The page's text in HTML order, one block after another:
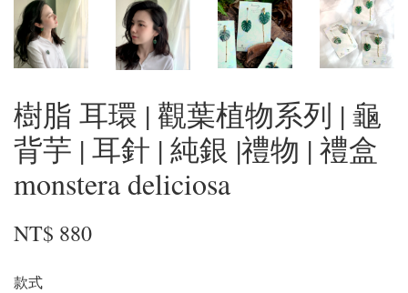
樹脂 耳環 | 觀葉植物系列 | 龜
背芋 | 耳針 | 純銀 |禮物 | 禮盒
monstera deliciosa
NT$ 880
款式